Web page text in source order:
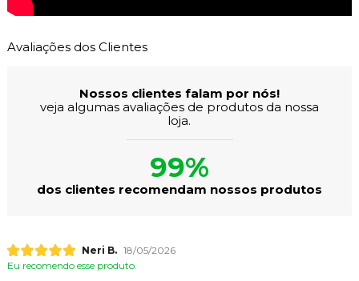
Avaliações dos Clientes
Nossos clientes falam por nós!
veja algumas avaliações de produtos da nossa
loja.
99%
dos clientes recomendam nossos produtos
Neri B. 18/05/2026
Eu recomendo esse produto.